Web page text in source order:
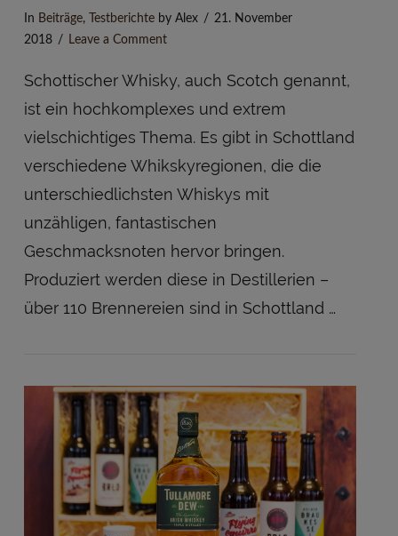
In Beiträge, Testberichteby Alex
21. November
2018
Leave a Comment
Schottischer Whisky, auch Scotch genannt,
ist ein hochkomplexes und extrem
vielschichtiges Thema. Es gibt in Schottland
verschiedene Whikskyregionen, die die
unterschiedlichsten Whiskys mit
unzähligen, fantastischen
Geschmacksnoten hervor bringen.
Produziert werden diese in Destillerien –
über 110 Brennereien sind in Schottland …